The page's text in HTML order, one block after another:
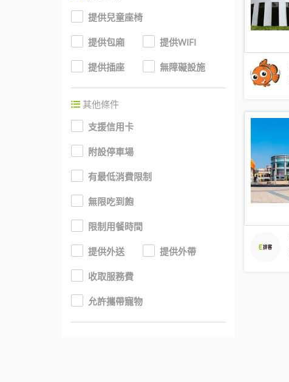
提供兒童座椅
提供包廂 提供WIFI
提供插座 無障礙設施
其他條件
支援信用卡
附設停車場
有最低消費限制
無限吃到飽
限制用餐時間
提供外送 提供外帶
收取服務費
允許攜帶寵物